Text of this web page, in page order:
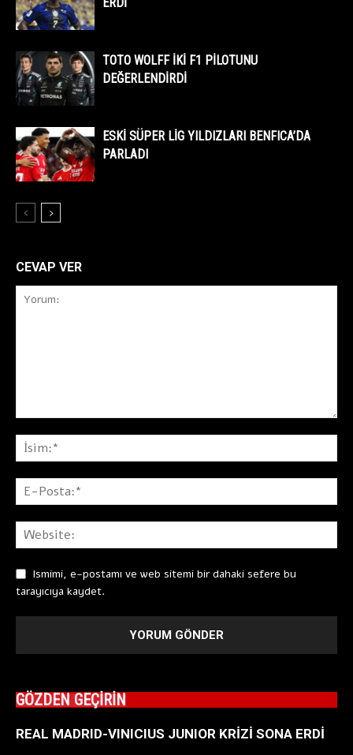
TOTO WOLFF İKİ F1 PİLOTUNU
DEĞERLENDİRDİ
ESKİ SÜPER LİG YILDIZLARI BENFICA’DA
PARLADI
CEVAP VER
Ismimi, e-postamı ve web sitemi bir dahaki sefere bu
tarayıcıya kaydet.
GÖZDEN GEÇİRİN
REAL MADRID-VINICIUS JUNIOR KRİZİ SONA ERDİ